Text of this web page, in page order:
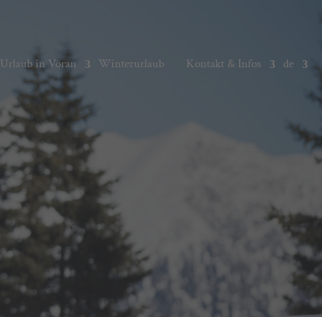
Urlaub in Vöran Winterurlaub Kontakt & Infos de